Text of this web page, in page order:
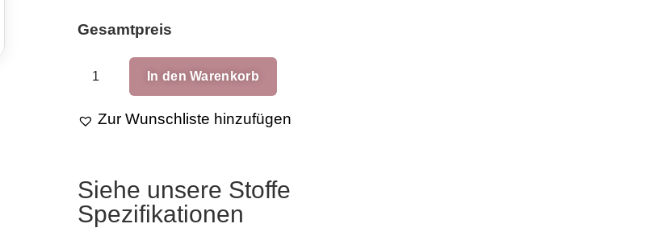
Gesamtpreis
In den Warenkorb
Zur Wunschliste hinzufügen
Siehe unsere Stoffe
Spezifikationen